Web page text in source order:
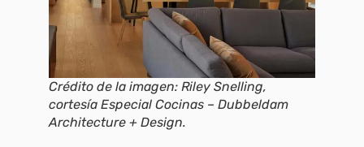
Crédito de la imagen: Riley Snelling,
cortesía Especial Cocinas – Dubbeldam
Architecture + Design.